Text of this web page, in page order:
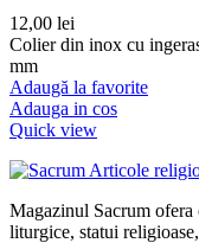
12,00 lei
Colier din inox cu
mm
Adaugă la favorite
Adauga in cos
Quick view
Magazinul Sacrum ofera
liturgice, statui